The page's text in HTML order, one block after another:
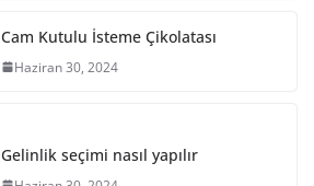
Cam Kutulu İsteme Çikolatası
Haziran 30, 2024
Gelinlik seçimi nasıl yapılır